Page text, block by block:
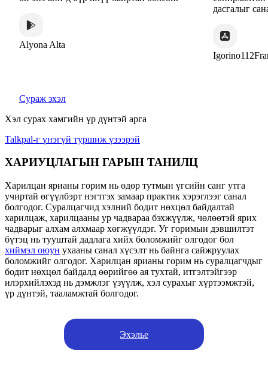
хүмүүст
Сураж эхэл
Хэл сурах хамгийн үр дүнтэй арга
Talkpal-г үнэгүй туршиж үзээрэй
ХАРИУЦЛАГЫН ГАРЫН ТАНИЛЦ
Харилцан ярианы горим нь өдөр тутмын үгсийн санг утга
учиртай өгүүлбэрт нэгтгэх замаар практик хэрэглээг санал
болгодог. Суралцагчид хэлний бодит нөхцөл байдалтай
харилцаж, харилцааны ур чадвараа бэхжүүлж, чөлөөтэй ярих
чадварыг алхам алхмаар хөгжүүлдэг. Уг горимын дэвшилтэт
бүтэц нь тууштай дадлага хийх боломжийг олгодог бол
хиймэл оюун ухааны санал хүсэлт нь байнга сайжруулах
боломжийг олгодог. Харилцан ярианы горим нь суралцагчдыг
бодит нөхцөл байдалд өөрийгөө ая тухтай, итгэлтэйгээр
илэрхийлэхэд нь дэмжлэг үзүүлж, хэл сурахыг хүртээмжтэй,
үр дүнтэй, тааламжтай болгодог.
Эхэлье